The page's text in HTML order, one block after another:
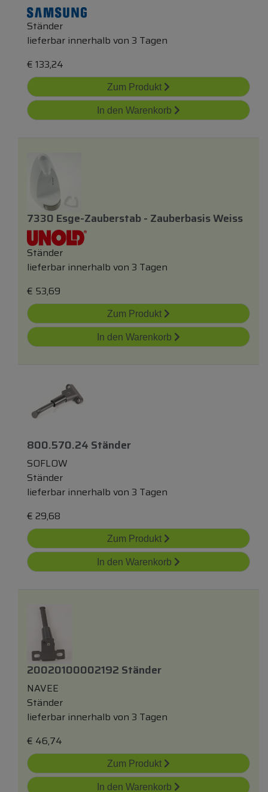
Ständer
lieferbar innerhalb von 3 Tagen
€ 133,24
Zum Produkt
In den Warenkorb
7330 Esge-Zauberstab - Zauberbasis Weiss
Ständer
lieferbar innerhalb von 3 Tagen
€ 53,69
Zum Produkt
In den Warenkorb
800.570.24 Ständer
SOFLOW
Ständer
lieferbar innerhalb von 3 Tagen
€ 29,68
Zum Produkt
In den Warenkorb
20020100002192 Ständer
NAVEE
Ständer
lieferbar innerhalb von 3 Tagen
€ 46,74
Zum Produkt
In den Warenkorb